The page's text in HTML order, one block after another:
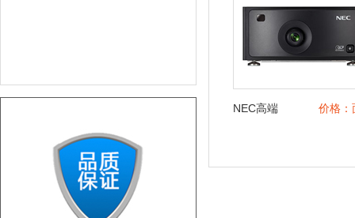
NEC高端
价格：